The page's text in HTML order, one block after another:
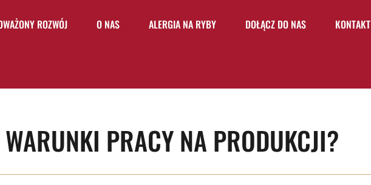
ROZWÓJ O NAS ALERGIA NA RYBY DOŁĄCZ DO NAS KONTAKT
PRACY NA PRODUKCJI?